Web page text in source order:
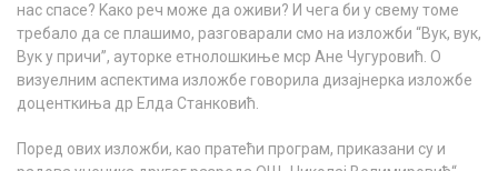
нас спасе? Kако реч може да оживи? И чега би у свему томе
требало да се плашимо, разговарали смо на изложби “Вук, вук,
Вук у причи”, ауторке етнолошкиње мср Ане Чугуровић. О
визуелним аспектима изложбе говорила дизајнерка изложбе
доценткиња др Елда Станковић.
Поред ових изложби, као пратећи програм, приказани су и